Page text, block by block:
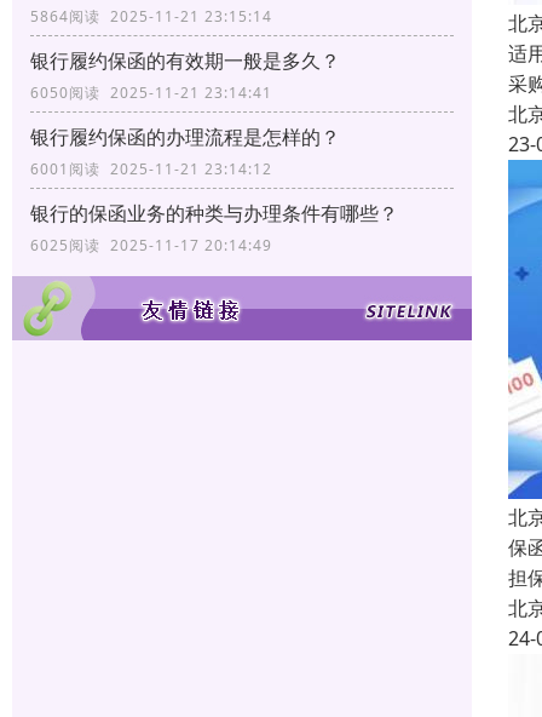
5864阅读 2025-11-21 23:15:14
银行履约保函的有效期一般是多久？
6050阅读 2025-11-21 23:14:41
银行履约保函的办理流程是怎样的？
6001阅读 2025-11-21 23:14:12
银行的保函业务的种类与办理条件有哪些？
6025阅读 2025-11-17 20:14:49
北
适
采
北
23-
北
保
担
北
24-